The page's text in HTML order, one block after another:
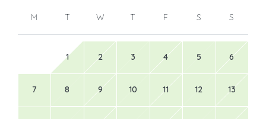
M T W T F S S
1 2 3 4 5 6
7 8 9 10 11 12 13